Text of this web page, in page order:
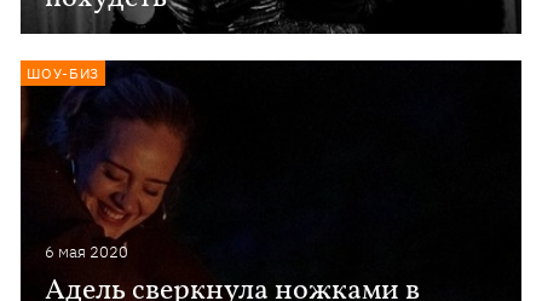
6 мая 2020
Адель сверкнула ножками в
ШОУ-БИЗ